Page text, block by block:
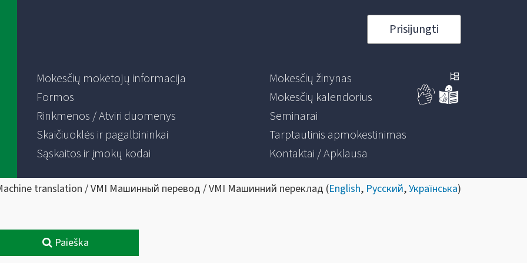
Prisijungti
Mokesčių mokėtojų informacija
Formos
Rinkmenos / Atviri duomenys
Skaičiuoklės ir pagalbininkai
Sąskaitos ir įmokų kodai
Mokesčių žinynas
Mokesčių kalendorius
Seminarai
Tarptautinis apmokestinimas
Kontaktai / Apklausa
translation / VMI Машинный перевод / VMI Машинний переклад (English, Русский,Українська)
Paieška